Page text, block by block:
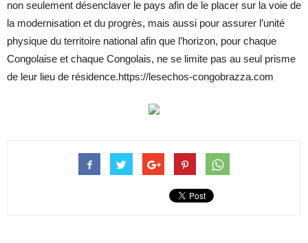
non seulement désenclaver le pays afin de le placer sur la voie de
la modernisation et du progrès, mais aussi pour assurer l’unité
physique du territoire national afin que l’horizon, pour chaque
Congolaise et chaque Congolais, ne se limite pas au seul prisme
de leur lieu de résidence.https://lesechos-congobrazza.com